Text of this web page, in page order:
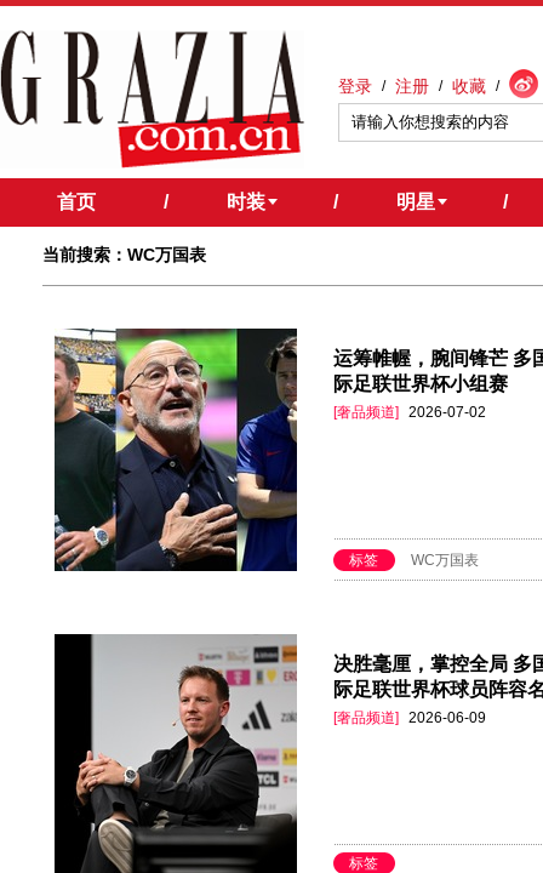
登录 / 注册 / 收藏 /
首页 / 时装 / 明星 /
当前搜索：WC万国表
运筹帷幄，腕间锋芒 多
际足联世界杯小组赛
[奢品频道] 2026-07-02
标签 WC万国表
决胜毫厘，掌控全局 多
际足联世界杯球员阵容
[奢品频道] 2026-06-09
标签